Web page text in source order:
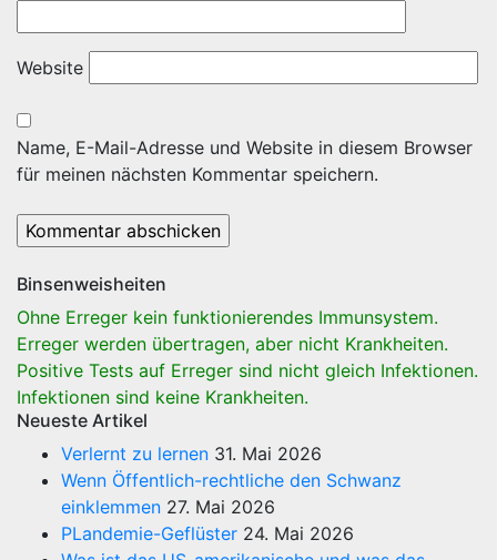
Website
Name, E-Mail-Adresse und Website in diesem Browser
für meinen nächsten Kommentar speichern.
Binsenweisheiten
Ohne Erreger kein funktionierendes Immunsystem.
Erreger werden übertragen, aber nicht Krankheiten.
Positive Tests auf Erreger sind nicht gleich Infektionen.
Infektionen sind keine Krankheiten.
Neueste Artikel
Verlernt zu lernen 31. Mai 2026
Wenn Öffentlich-rechtliche den Schwanz
einklemmen 27. Mai 2026
PLandemie-Geflüster 24. Mai 2026